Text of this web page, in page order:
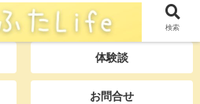
プロフィール
体験談
お問合せ
検索